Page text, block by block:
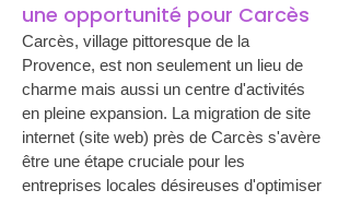
une opportunité pour Carcès
Carcès, village pittoresque de la
Provence, est non seulement un lieu de
charme mais aussi un centre d'activités
en pleine expansion. La migration de site
internet (site web) près de Carcès s'avère
être une étape cruciale pour les
entreprises locales désireuses d'optimiser